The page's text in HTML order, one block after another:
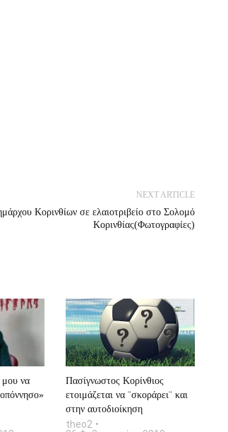
NEXT ARTICLE
Κορινθίων σε ελαιοτριβείο στο Σολομό
Κορινθίας(Φωτογραφίες)
να
Πασίγνωστος Κορίνθιος
ετοιμάζεται να ¨σκοράρει¨ και
στην αυτοδιοίκηση
theo2